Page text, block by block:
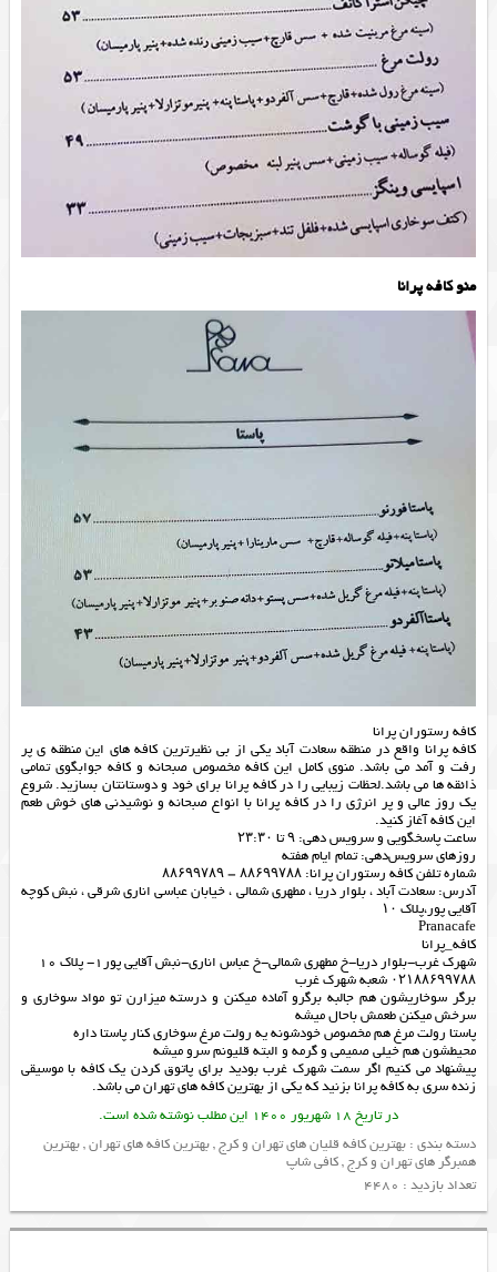
منو کافه پرانا
کافه رستوران پرانا
کافه پرانا واقع در منطقه سعادت آباد یکی از بی نظیرترین کافه های این منطقه ی پر
رفت و آمد می باشد. منوی کامل این کافه مخصوص صبحانه و کافه جوابگوی تمامی
ذائقه ها می باشد.لحظات زیبایی را در کافه پرانا برای خود و دوستانتان بسازید. شروع
یک روز عالی و پر انرژی را در کافه پرانا با انواع صبحانه و نوشیدنی های خوش طعم
این کافه آغاز کنید.
ساعت پاسخگویی و سرویس دهی: ۹ تا ۲۳:۳۰
روزهای سرویس‌دهی: تمام ایام هفته
شماره تلفن کافه رستوران پرانا: ۸۸۶۹۹۷۸۸ – ۸۸۶۹۹۷۸۹
آدرس: سعادت آباد ، بلوار دریا ، مطهری شمالی ، خیابان عباسی اناری شرقی ، نبش کوچه
آقایی پور،پلاک ۱۰
Pranacafe
کافه_پرانا
شهرك غرب-بلوار دريا-خ مطهري شمالي-خ عباس اناري-نبش آقايي پور١- پلاك ١٠
۰۲۱۸۸۶۹۹۷۸۸ شعبه شهرک غرب
برگر سوخاریشون هم جالبه برگرو آماده میکنن و درسته میزارن تو مواد سوخاری و
سرخش میکنن طعمش باحال میشه
پاستا رولت مرغ هم مخصوص خودشونه یه رولت مرغ سوخاری کنار پاستا داره
محیطشون هم خیلی صمیمی و گرمه و البته قلیونم سرو میشه
پیشنهاد می کنیم اگر سمت شهرک غرب بودید برای پاتوق کردن یک کافه با موسیقی
زنده سری به کافه پرانا بزنید که یکی از بهترین کافه های تهرانمی باشد.
در تاریخ 18 شهریور 1400 این مطلب نوشته شده است.
دسته بندی : بهترین کافه قلیان های تهران و کرج,بهترین کافه های تهران,بهترین
همبرگر های تهران و کرج,کافی شاپ
تعداد بازدید : 4480